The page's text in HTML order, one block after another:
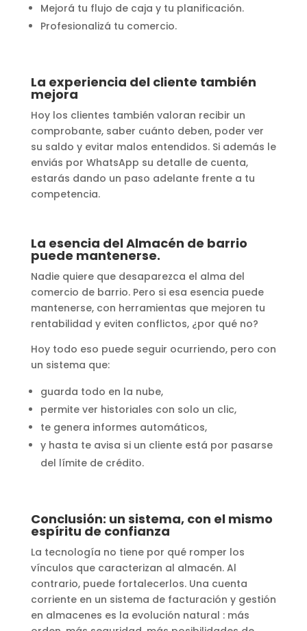
Mejorá tu flujo de caja y tu planificación.
Profesionalizá tu comercio.
La experiencia del cliente también
mejora
Hoy los clientes también valoran recibir un
comprobante, saber cuánto deben, poder ver
su saldo y evitar malos entendidos. Si además le
enviás por WhatsApp su detalle de cuenta,
estarás dando un paso adelante frente a tu
competencia.
La esencia del Almacén de barrio
puede mantenerse.
Nadie quiere que desaparezca el alma del
comercio de barrio. Pero si esa esencia puede
mantenerse, con herramientas que mejoren tu
rentabilidad y eviten conflictos, ¿por qué no?
Hoy todo eso puede seguir ocurriendo, pero con
un sistema que:
guarda todo en la nube,
permite ver historiales con solo un clic,
te genera informes automáticos,
y hasta te avisa si un cliente está por pasarse
del límite de crédito.
Conclusión: un sistema, con el mismo
espíritu de confianza
La tecnología no tiene por qué romper los
vínculos que caracterizan al almacén. Al
contrario, puede fortalecerlos. Una cuenta
corriente en un sistema de facturación y gestión
en almacenes es la evolución natural : más